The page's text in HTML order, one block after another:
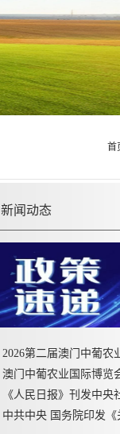
首
新闻动态
澳门中葡农业国际博览